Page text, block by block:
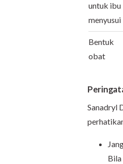
untuk ibu
menyusui
Bentuk
obat
Sanadryl
Bila